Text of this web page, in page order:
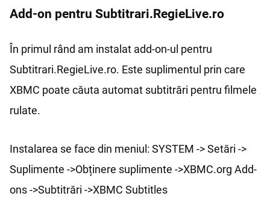
Add-on pentru Subtitrari.RegieLive.ro
În primul rând am instalat add-on-ul pentru
Subtitrari.RegieLive.ro. Este suplimentul prin care
XBMC poate căuta automat subtitrări pentru filmele
rulate.
Instalarea se face din meniul: SYSTEM -> Setări ->
Suplimente ->Obținere suplimente ->XBMC.org Add-
ons ->Subtitrări ->XBMC Subtitles